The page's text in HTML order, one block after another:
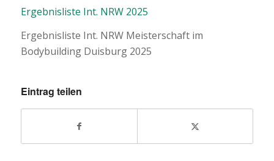
Ergebnisliste Int. NRW 2025
Ergebnisliste Int. NRW Meisterschaft im
Bodybuilding Duisburg 2025
Eintrag teilen